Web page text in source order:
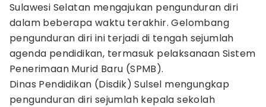
Sulawesi Selatan mengajukan pengunduran diri
dalam beberapa waktu terakhir. Gelombang
pengunduran diri ini terjadi di tengah sejumlah
agenda pendidikan, termasuk pelaksanaan Sistem
Penerimaan Murid Baru (SPMB).
Dinas Pendidikan (Disdik) Sulsel mengungkap
pengunduran diri sejumlah kepala sekolah